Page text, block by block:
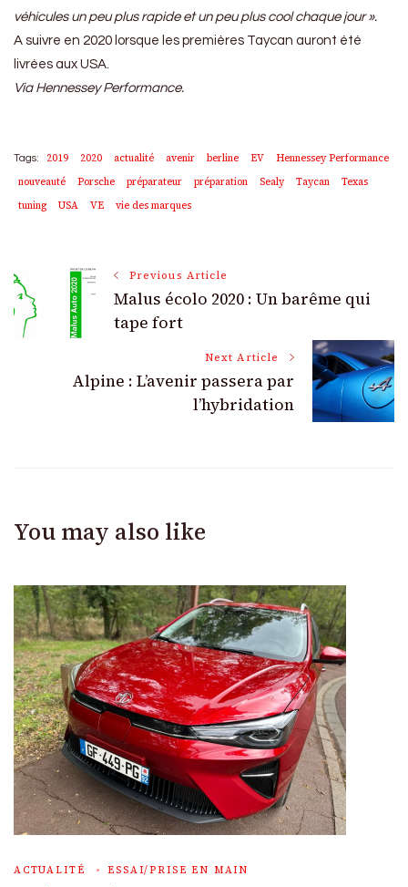
véhicules un peu plus rapide et un peu plus cool chaque jour ».
A suivre en 2020 lorsque les premières Taycan auront été
livrées aux USA.
Via Hennessey Performance.
Tags: 2019 2020 actualité avenir berline EV
Hennessey Performance
nouveauté
Porsche préparateur préparation Sealy Taycan
Texas
tuning
USA VE vie des marques
Post
Navigation
Previous Article
Malus écolo 2020 : Un barême qui
tape fort
Next Article
Alpine : L’avenir passera par
l’hybridation
You may also like
ACTUALITÉ
ESSAI/PRISE EN MAIN